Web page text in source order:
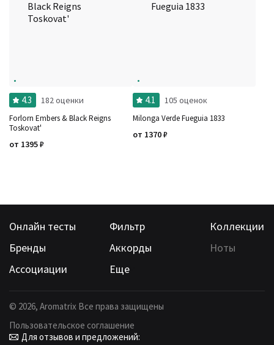
4.3 182 оценки
Forlorn Embers & Black Reigns
Toskovat'
от 1395₽
4.1 105 оценок
Milonga Verde Fueguia 1833
от 1370₽
Онлайн тесты Фильтр
Коллекции
Бренды
Аккорды
Ноты
Ассоциации
Еще
© 2026, Aromatrix Все права защищены
Пользовательское соглашение
Для отзывов и предложений: